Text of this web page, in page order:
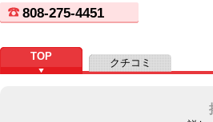
808-275-4451
TOP
クチコミ